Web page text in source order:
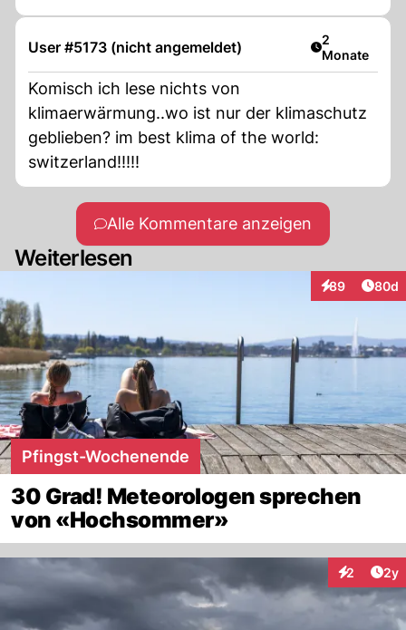
User #5173 (nicht angemeldet) Artikel
2
Monate
Komisch ich lese nichts von
klimaerwärmung..wo ist nur der klimaschutz
geblieben? im best klima of the world:
switzerland!!!!!
Alle Kommentare anzeigen
Weiterlesen
89
Interaktionen
80d
Pfingst-Wochenende
30 Grad! Meteorologen sprechen
von «Hochsommer»
2 2y